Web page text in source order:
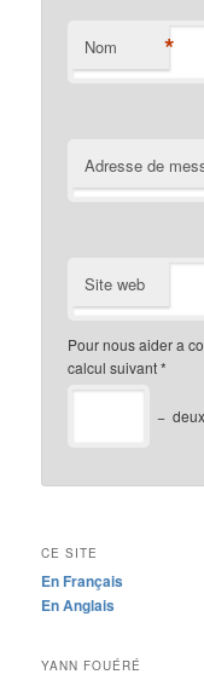
Nom *
Adresse de
Site web
Pour nous aider a
calcul suivant*
− deux
CE SITE
En Français
En Anglais
YANN FOUÉRÉ